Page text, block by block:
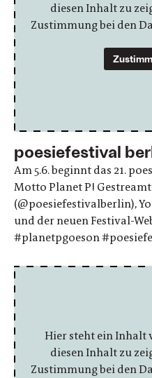
diesen Inhalt zu
Zustimmung bei den
poesiefestival
Am 5.6. beginnt das 21.
Motto Planet P!
(@poesiefestivalberlin),
und der neuen Festival-
#planetpgoeson
Hier steht ein Inhalt
diesen Inhalt zu
Zustimmung bei den